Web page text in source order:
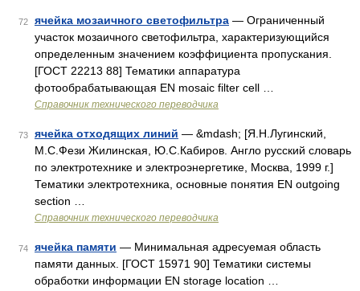
72 ячейка мозаичного светофильтра — Ограниченный
участок мозаичного светофильтра, характеризующийся
определенным значением коэффициента пропускания.
[ГОСТ 22213 88] Тематики аппаратура
фотообрабатывающая EN mosaic filter cell …
Справочник технического переводчика
73 ячейка отходящих линий — &mdash; [Я.Н.Лугинский,
М.С.Фези Жилинская, Ю.С.Кабиров. Англо русский словарь
по электротехнике и электроэнергетике, Москва, 1999 г.]
Тематики электротехника, основные понятия EN outgoing
section …
Справочник технического переводчика
74 ячейка памяти — Минимальная адресуемая область
памяти данных. [ГОСТ 15971 90] Тематики системы
обработки информации EN storage location …